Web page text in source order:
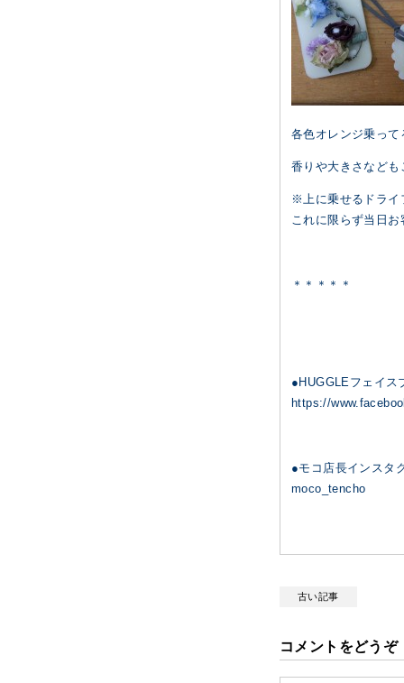
各色オレンジ乗って
香りや大きさなど
※上に乗せるドライ
これに限らず当日
＊＊＊＊＊
●HUGGLEフェイス
https://
●モコ店長インスタ
moco_tencho
古い記事
コメントをどうぞ